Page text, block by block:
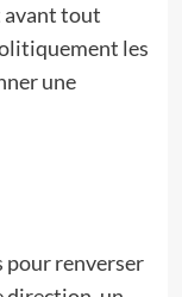
avant tout
les
une
pour renverser